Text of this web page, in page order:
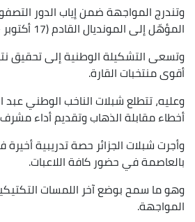
وتندرج المواجهة ضمن إياب الدور التصفوي
المؤهّل إلى المونديال القادم (17 أكتوبر – 08 نوفمبر 2025).
وتسعى التشكيلة الوطنية إلى تحقيق
أقوى منتخبات القارة.
وعليه، تتطلع شبلات الناخب الوطني عبد
أخطاء مقابلة الذهاب وتقديم أداء مشرف.
وأجرت شبلات الجزائر حصة تدريبية
بالعاصمة في حضور كافة اللاعبات.
وهو ما سمح بوضع آخر اللمسات
المواجهة.